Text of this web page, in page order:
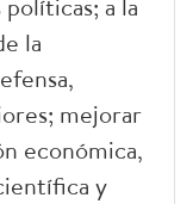
a la
la
mejorar
económica,
y